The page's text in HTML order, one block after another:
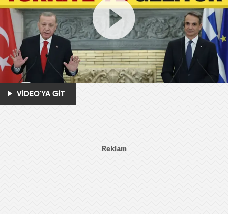
VİDEO'YA GİT